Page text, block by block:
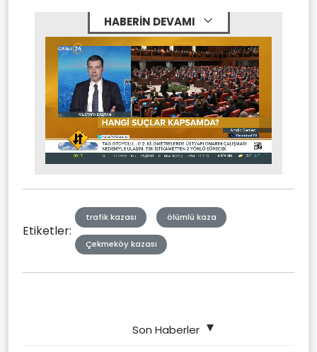
HABERİN DEVAMI
Unmute Stream
Etiketler:
trafik kazası ölümlü kaza
Çekmeköy kazası
Son Haberler